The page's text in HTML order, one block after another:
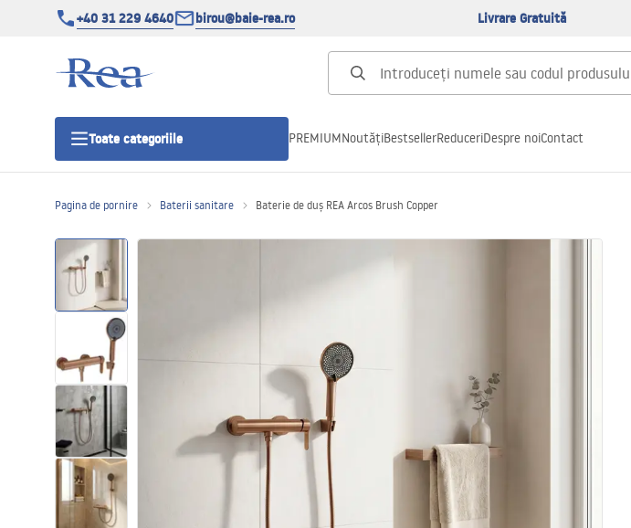
+40 31 229 4640 birou@baie-rea.ro Livrare Gratuită
Toate categoriile
Usi pentru cabine de dus
Cadite de dus
Rigole Liniare
Vase WC si Bideuri
Lavoare
PREMIUMNoutățiBestsellerReduceriDespre noiContact
Pagina de pornire Baterii sanitare Baterie de duș REA Arcos Brush Copper